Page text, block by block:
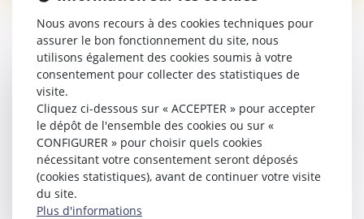
Bien que destinée aux époux et non directement aux
enfants, la prestation compensatoire peut avoir un impact
indirect sur la stabilité financière du foyer où résident les
enfants. Elle vise à compenser la disparité créée par la
rupture du mariage dans les conditions de vie respectives.
L’avocat évalue les critères retenus par la loi (durée du
mariage, âge et santé des époux, situation
professionnelle…) pour obtenir un montant juste, soit par
Nous avons recours à des cookies techniques pour
assurer le bon fonctionnement du site, nous
utilisons également des cookies soumis à votre
consentement pour collecter des statistiques de
visite.
Cliquez ci-dessous sur « ACCEPTER » pour accepter
le dépôt de l'ensemble des cookies ou sur «
CONFIGURER » pour choisir quels cookies
nécessitant votre consentement seront déposés
(cookies statistiques), avant de continuer votre visite
du site.
Plus d'informations